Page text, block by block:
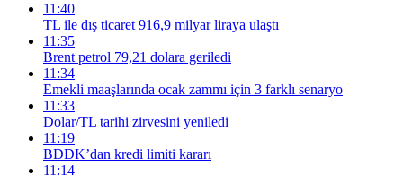
11:40
TL ile dış ticaret 916,9 milyar liraya ulaştı
11:35
Brent petrol 79,21 dolara geriledi
11:34
Emekli maaşlarında ocak zammı için 3 farklı senaryo
11:33
Dolar/TL tarihi zirvesini yeniledi
11:19
BDDK’dan kredi limiti kararı
11:14